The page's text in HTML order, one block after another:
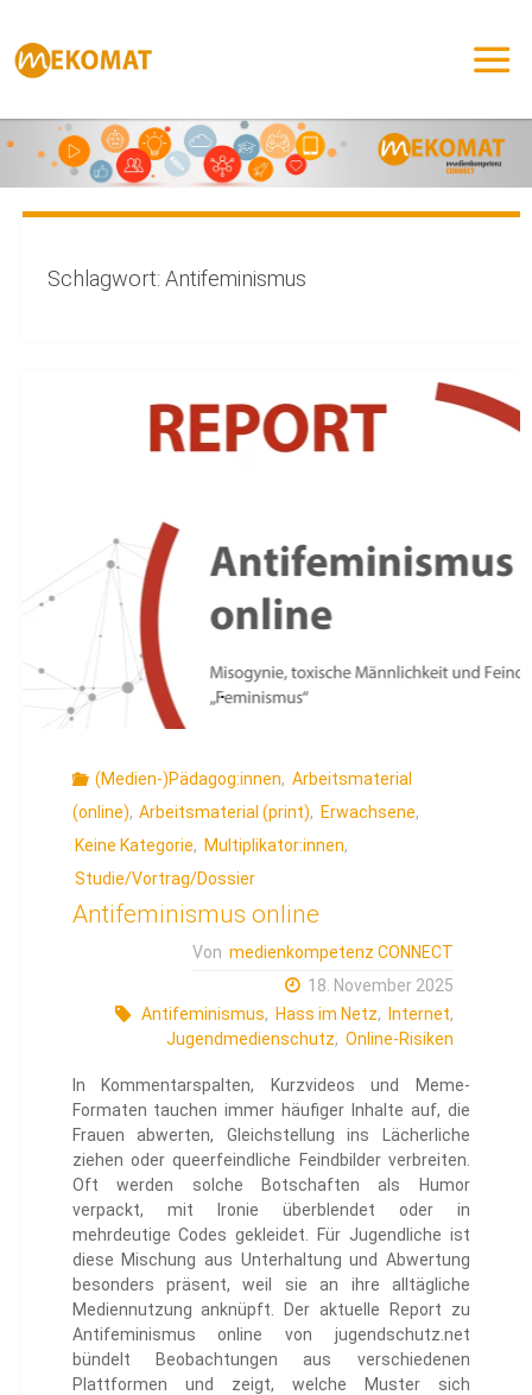
Inhalt
springen
Schlagwort: Antifeminismus
(Medien-)Pädagog:innen, Arbeitsmaterial
(online), Arbeitsmaterial (print), Erwachsene,
Keine Kategorie, Multiplikator:innen,
Studie/Vortrag/Dossier
Antifeminismus online
Von medienkompetenz CONNECT
18. November 2025
Antifeminismus, Hass im Netz, Internet,
Jugendmedienschutz, Online-Risiken
In Kommentarspalten, Kurzvideos und Meme-
Formaten tauchen immer häufiger Inhalte auf, die
Frauen abwerten, Gleichstellung ins Lächerliche
ziehen oder queerfeindliche Feindbilder verbreiten.
Oft werden solche Botschaften als Humor
verpackt, mit Ironie überblendet oder in
mehrdeutige Codes gekleidet. Für Jugendliche ist
diese Mischung aus Unterhaltung und Abwertung
besonders präsent, weil sie an ihre alltägliche
Mediennutzung anknüpft. Der aktuelle Report zu
Antifeminismus online von jugendschutz.net
bündelt Beobachtungen aus verschiedenen
Plattformen und zeigt, welche Muster sich